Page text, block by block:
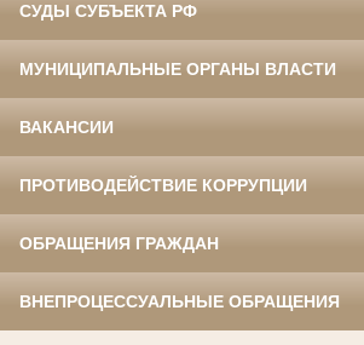
СУДЫ СУБЪЕКТА РФ
МУНИЦИПАЛЬНЫЕ ОРГАНЫ ВЛАСТИ
ВАКАНСИИ
ПРОТИВОДЕЙСТВИЕ КОРРУПЦИИ
ОБРАЩЕНИЯ ГРАЖДАН
ВНЕПРОЦЕССУАЛЬНЫЕ ОБРАЩЕНИЯ